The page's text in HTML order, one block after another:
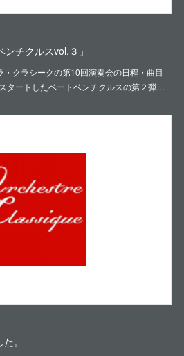
チクルスvol.３」
・クラシークの第10回演奏会の日程・曲目
タートしたベートベンチクルスの第２弾…
。